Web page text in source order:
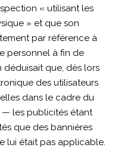
« utilisant les
» et que son
par référence à
personnel à fin de
que, dès lors
des utilisateurs
dans le cadre du
les publicités étant
que des bannières
lui était pas applicable.